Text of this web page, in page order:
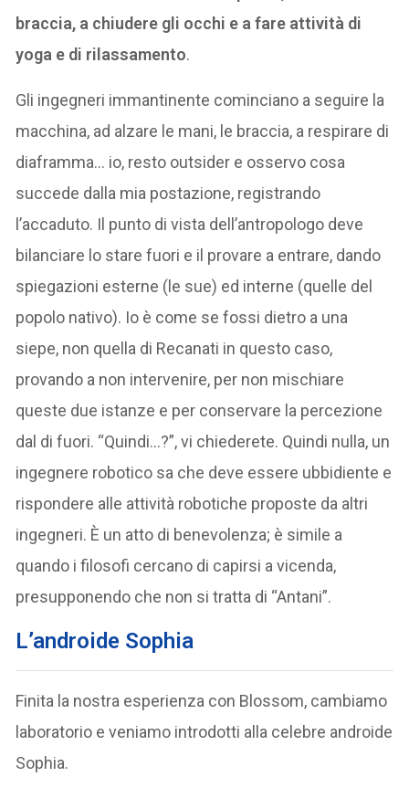
braccia, a chiudere gli occhi e a fare attività di
yoga e di rilassamento.
Gli ingegneri immantinente cominciano a seguire la
macchina, ad alzare le mani, le braccia, a respirare di
diaframma… io, resto outsider e osservo cosa
succede dalla mia postazione, registrando
l’accaduto. Il punto di vista dell’antropologo deve
bilanciare lo stare fuori e il provare a entrare, dando
spiegazioni esterne (le sue) ed interne (quelle del
popolo nativo). Io è come se fossi dietro a una
siepe, non quella di Recanati in questo caso,
provando a non intervenire, per non mischiare
queste due istanze e per conservare la percezione
dal di fuori. “Quindi…?”, vi chiederete. Quindi nulla, un
ingegnere robotico sa che deve essere ubbidiente e
rispondere alle attività robotiche proposte da altri
ingegneri. È un atto di benevolenza; è simile a
quando i filosofi cercano di capirsi a vicenda,
presupponendo che non si tratta di “Antani”.
L’androide Sophia
Finita la nostra esperienza con Blossom, cambiamo
laboratorio e veniamo introdotti alla celebre androide
Sophia.